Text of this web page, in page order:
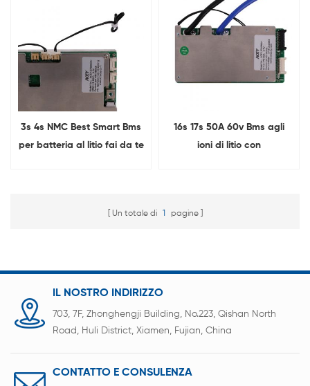
3s 4s NMC Best Smart Bms
per batteria al litio fai da te
16s 17s 50A 60v Bms agli
ioni di litio con
Un totale di 1 pagine
IL NOSTRO INDIRIZZO
703, 7F, Zhonghengji Building, No.223, Qishan North
Road, Huli District, Xiamen, Fujian, China
CONTATTO E CONSULENZA